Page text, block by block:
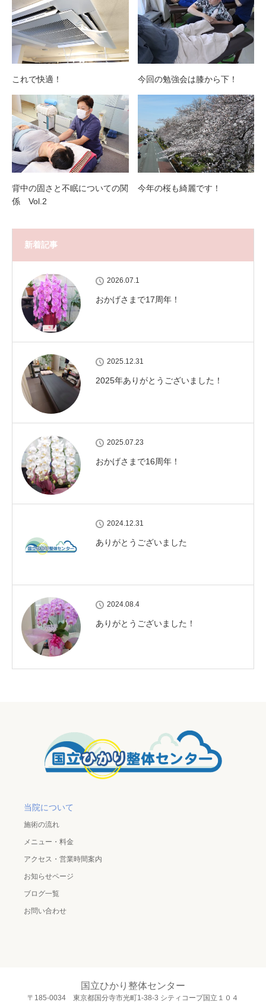
これで快適！ 今回の勉強会は膝から下！
背中の固さと不眠についての関
係 Vol.2
今年の桜も綺麗です！
新着記事
2026.07.1
おかげさまで17周年！
2025.12.31
2025年ありがとうございました！
2025.07.23
おかげさまで16周年！
2024.12.31
ありがとうございました
2024.08.4
ありがとうございました！
当院について
施術の流れ
メニュー・料金
アクセス・営業時間案内
お知らせページ
ブログ一覧
お問い合わせ
国立ひかり整体センター
〒185-0034 東京都国分寺市光町1-38-3 シティコープ国立１０４